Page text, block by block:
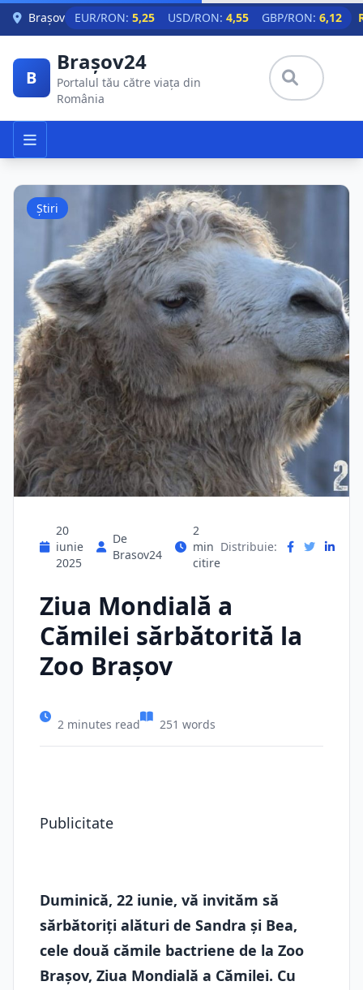
Skip to main content
Brașov EUR/RON: 5,25 USD/RON: 4,55 GBP/RON: 6,12
B
Brașov24
Portalul tău către viața din
România
Știri
20
iunie
2025
De
Brasov24
2
min
citire
Distribuie:
Ziua Mondială a
Cămilei sărbătorită la
Zoo Braşov
2 minutes read 251 words
Publicitate
Duminică, 22 iunie, vă invităm să
sărbătoriți alături de Sandra și Bea,
cele două cămile bactriene de la Zoo
Brașov, Ziua Mondială a Cămilei. Cu